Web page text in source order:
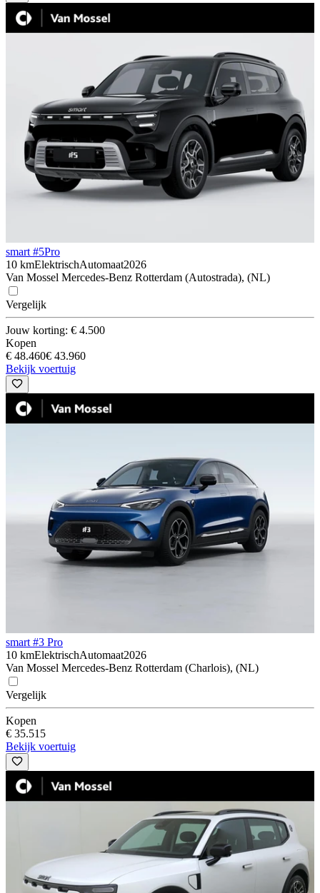
smart #5Pro
10 kmElektrischAutomaat2026
Van Mossel Mercedes-Benz Rotterdam (Autostrada), (NL)
Vergelijk
Jouw korting: € 4.500
Kopen
€ 48.460€ 43.960
Bekijk voertuig
smart #3 Pro
10 kmElektrischAutomaat2026
Van Mossel Mercedes-Benz Rotterdam (Charlois), (NL)
Vergelijk
Kopen
€ 35.515
Bekijk voertuig